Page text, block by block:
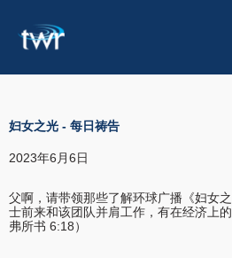
妇女之光 - 每日祷告
2023年6月6日
父啊，请带领那些了解环球广播《妇女
士前来和该团队并肩工作，有在经济上
弗所书 6:18）